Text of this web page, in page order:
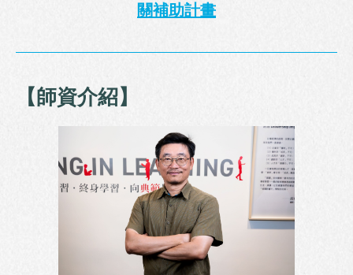
關補助計畫
【師資介紹】